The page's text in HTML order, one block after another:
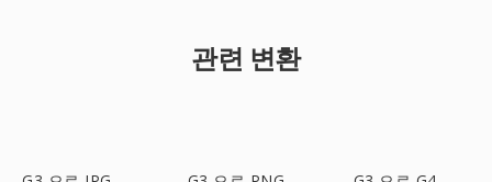
관련 변환